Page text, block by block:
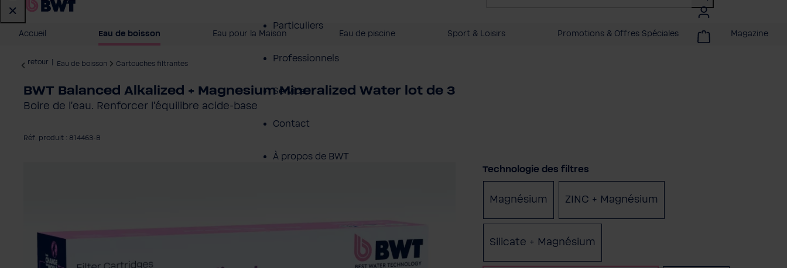
Particuliers
Professionnels
Service
Contact
À propos de BWT
Accueil Eau de boisson Eau pour la Maison Eau de piscine Sport & Loisirs Promotions & Offres Spéciales Magazine
retour Eau de boisson Cartouches filtrantes
BWT Balanced Alkalized + Magnesium Mineralized Water lot de 3
Boire de l'eau. Renforcer l'équilibre acide-base
Réf. produit : 814463-B
Sélectionnez
Technologie des filtres
Magnésium ZINC + Magnésium
Silicate + Magnésium